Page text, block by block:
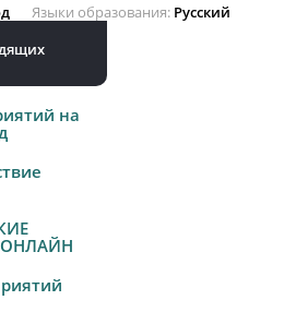
Языки образования Русский
на